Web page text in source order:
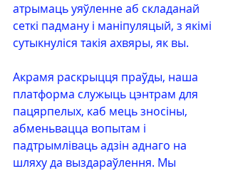
атрымаць уяўленне аб складанай
сеткі падману і маніпуляцый, з якімі
сутыкнуліся такія ахвяры, як вы.
Акрамя раскрыцця праўды, наша
платформа служыць цэнтрам для
пацярпелых, каб мець зносіны,
абменьвацца вопытам і
падтрымліваць адзін аднаго на
шляху да выздараўлення. Мы